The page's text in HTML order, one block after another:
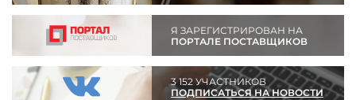
Я ЗАРЕГИСТРИРОВАН НА
ПОРТАЛЕ ПОСТАВЩИКОВ
3 152 УЧАСТНИКОВ
ПОДПИСАТЬСЯ НА НОВОСТИ